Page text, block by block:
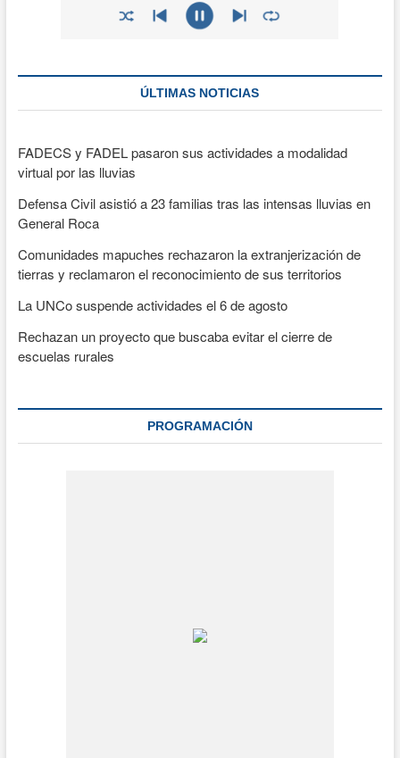
ÚLTIMAS NOTICIAS
FADECS y FADEL pasaron sus actividades a modalidad
virtual por las lluvias
Defensa Civil asistió a 23 familias tras las intensas lluvias en
General Roca
Comunidades mapuches rechazaron la extranjerización de
tierras y reclamaron el reconocimiento de sus territorios
La UNCo suspende actividades el 6 de agosto
Rechazan un proyecto que buscaba evitar el cierre de
escuelas rurales
PROGRAMACIÓN